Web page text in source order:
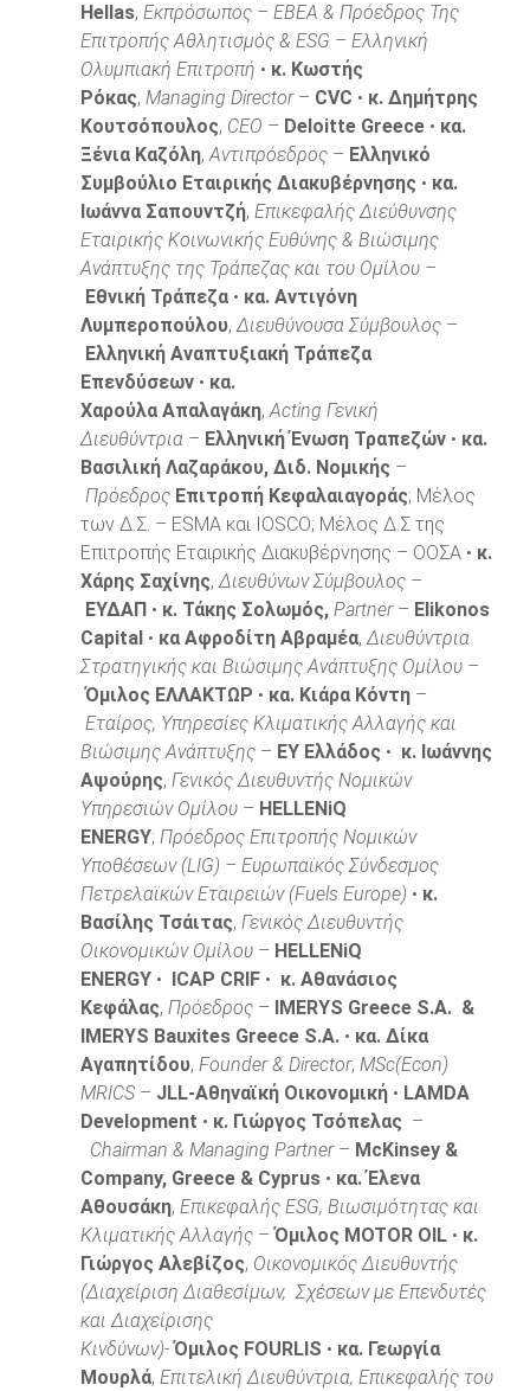
Hellas, Εκπρόσωπος – ΕΒΕΑ & Πρόεδρος Της
Επιτροπής Αθλητισμός & ESG – Ελληνική
Ολυμπιακή Επιτροπή • κ. Κωστής
Ρόκας, Managing Director– CVC • κ. Δημήτρης
Κουτσόπουλος, CEO – Deloitte Greece • κα.
Ξένια Καζόλη,Αντιπρόεδρος – Ελληνικό
Συμβούλιο Εταιρικής Διακυβέρνησης • κα.
Ιωάννα Σαπουντζή, Επικεφαλής Διεύθυνσης
Εταιρικής Κοινωνικής Ευθύνης & Βιώσιμης
Ανάπτυξης της Τράπεζας και του Ομίλου –
Εθνική Τράπεζα • κα. Αντιγόνη
Λυμπεροπούλου,Διευθύνουσα Σύμβουλος –
Ελληνική Αναπτυξιακή Τράπεζα
Επενδύσεων • κα.
Χαρούλα Απαλαγάκη,Acting Γενική
Διευθύντρια – Ελληνική Ένωση Τραπεζών • κα.
Βασιλική Λαζαράκου, Διδ. Νομικής –
Πρόεδρος Επιτροπή Κεφαλαιαγοράς; Μέλος
των Δ.Σ. – ESMA και IOSCO; Μέλος Δ.Σ της
Επιτροπής Εταιρικής Διακυβέρνησης – ΟΟΣΑ • κ.
Χάρης Σαχίνης,Διευθύνων Σύμβουλος –
ΕΥΔΑΠ • κ. Τάκης Σολωμός, Partner– Elikonos
Capital • κα Αφροδίτη Αβραμέα,Διευθύντρια
Στρατηγικής και Βιώσιμης Ανάπτυξης Ομίλου –
Όμιλος ΕΛΛΑΚΤΩΡ • κα. Κιάρα Κόντη –
Εταίρος, Υπηρεσίες Κλιματικής Αλλαγής και
Βιώσιμης Ανάπτυξης – ΕΥ Ελλάδος • κ. Ιωάννης
Αψούρης, Γενικός Διευθυντής Νομικών
Υπηρεσιών Ομίλου – HELLENiQ
ENERGY; Πρόεδρος Επιτροπής Νομικών
Υποθέσεων (LIG) – Ευρωπαϊκός Σύνδεσμος
Πετρελαϊκών Εταιρειών (Fuels Europe) • κ.
Βασίλης Τσάιτας, Γενικός Διευθυντής
Οικονομικών Ομίλου – HELLENiQ
ENERGY • ICAP CRIF • κ. Αθανάσιος
Κεφάλας, Πρόεδρος – ΙMERYS Greece S.A. &
IMERYS Bauxites Greece S.A. • κα. Δίκα
Αγαπητίδου, Founder & Director, MSc(Econ)
MRICS – JLL-Αθηναϊκή Οικονομική • LAMDA
Development • κ. Γιώργος Τσόπελας –
Chairman & Managing Partner– McKinsey &
Company, Greece & Cyprus • κα. Έλενα
Αθουσάκη, Επικεφαλής ESG, Βιωσιμότητας και
Κλιματικής Αλλαγής –Όμιλος MOTOR OIL • κ.
Γιώργος Αλεβίζος, Οικονομικός Διευθυντής
(Διαχείριση Διαθεσίμων, Σχέσεων με Επενδυτές
και Διαχείρισης
Κινδύνων)-Όμιλος FOURLIS • κα. Γεωργία
Μουρλά, Επιτελική Διευθύντρια, Επικεφαλής του